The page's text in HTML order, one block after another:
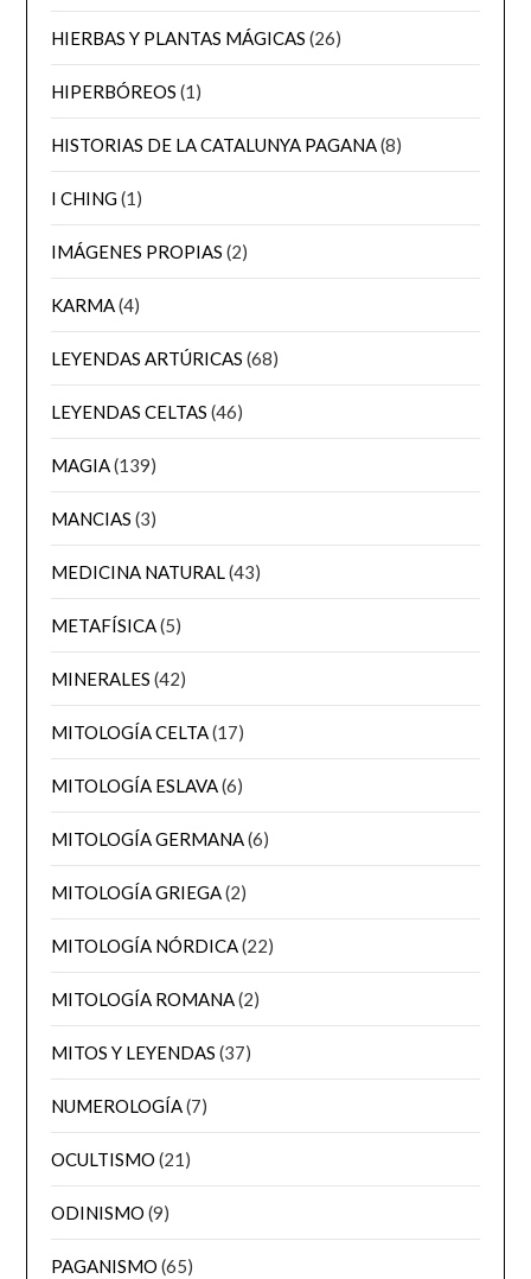
HIERBAS Y PLANTAS MÁGICAS (26)
HIPERBÓREOS (1)
HISTORIAS DE LA CATALUNYA PAGANA(8)
I CHING(1)
IMÁGENES PROPIAS (2)
KARMA(4)
LEYENDAS ARTÚRICAS (68)
LEYENDAS CELTAS (46)
MAGIA(139)
MANCIAS (3)
MEDICINA NATURAL(43)
METAFÍSICA(5)
MINERALES (42)
MITOLOGÍA CELTA(17)
MITOLOGÍA ESLAVA(6)
MITOLOGÍA GERMANA(6)
MITOLOGÍA GRIEGA(2)
MITOLOGÍA NÓRDICA(22)
MITOLOGÍA ROMANA(2)
MITOS Y LEYENDAS (37)
NUMEROLOGÍA(7)
OCULTISMO (21)
ODINISMO (9)
PAGANISMO (65)